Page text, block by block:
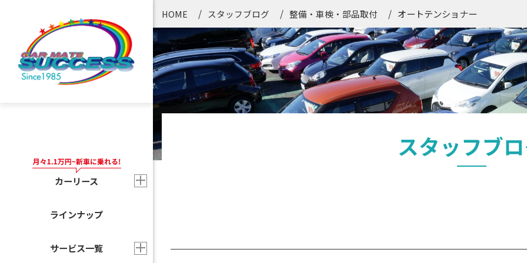
カーリース
ラインナップ
サービス一覧
HOME スタッフブログ 整備・車検・部品取付 オートテンショナー
スタッフブ